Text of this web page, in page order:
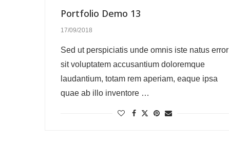
Portfolio Demo 13
17/09/2018
Sed ut perspiciatis unde omnis iste natus error
sit voluptatem accusantium doloremque
laudantium, totam rem aperiam, eaque ipsa
quae ab illo inventore …